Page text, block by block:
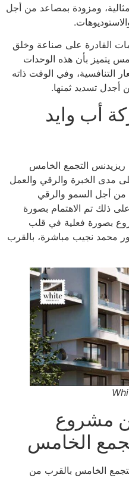
ومزودة بمصاعد من أجل
القادرة على صناعة وخلق
يتميز بأن هذه الوحدات
التنافسية، وفي الوقت ذاته
أجدل تسديد ثمنها.
أب وايد
ريزيدنس التجمع الخامس
مدى الخبرة والرقي والعمل
من أجل السمو والرقي
ذلك تم الاهتمام بصورة
بصورة فعلية في قلب
محمد نجيب مباشرة، بالقرب
مشروع
الخامس
الخامس بالقرب من